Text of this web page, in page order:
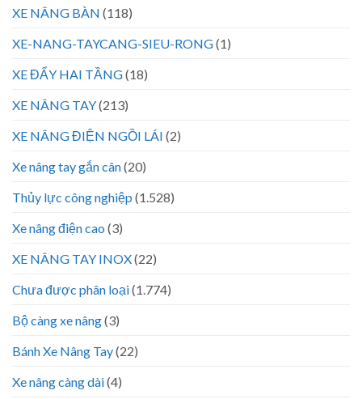
XE NÂNG BÀN (118)
XE-NANG-TAYCANG-SIEU-RONG(1)
XE ĐẨY HAI TẦNG(18)
XE NÂNG TAY(213)
XE NÂNG ĐIỆN NGỒI LÁI (2)
Xe nâng tay gắn cân(20)
Thủy lực công nghiệp (1.528)
Xe nâng điện cao (3)
XE NÂNG TAY INOX(22)
Chưa được phân loại(1.774)
Bộ càng xe nâng(3)
Bánh Xe Nâng Tay(22)
Xe nâng càng dài(4)